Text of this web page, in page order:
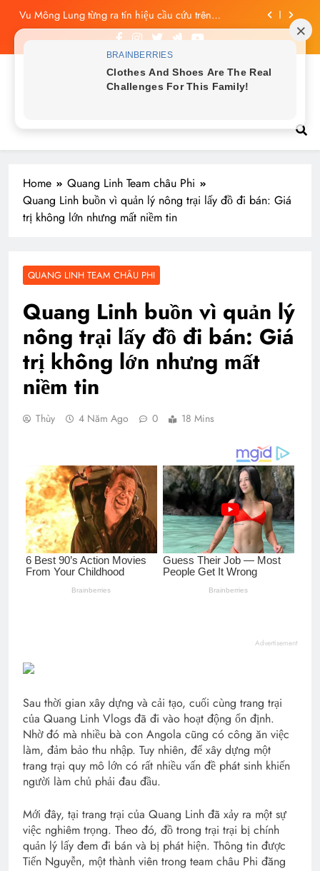
Skip
content
livestream, mẹ đến công ty quậy?
Công bố tin nhắn cuối cùng của Vu Mông Lung, vừa
đau xót vừa phẫn nộ
Vu Mông Lung báo cáo khám nghiệm bị “rò rỉ” dư
luận sục sôi và đặt nhiều câu hỏi
Vu Mông Lung mất ngày ‘Huyết Nguyệt’, nghi Uông
livestream, mẹ đến công ty quậy?
Công bố tin nhắn cuối cùng của Vu Mông Lung, vừa
Tin tức nóng hổi
Home
Quang Linh Team châu Phi
Quang Linh buồn vì quản lý nông trại lấy đồ đi bán: Giá
trị không lớn nhưng mất niềm tin
QUANG LINH TEAM CHÂU PHI
Quang Linh buồn vì quản lý
nông trại lấy đồ đi bán: Giá
trị không lớn nhưng mất
niềm tin
Thùy 4 Năm Ago 0 18 Mins
Advertisement
Sau thời gian xây dựng và cải tạo, cuối cùng trang trại
của Quang Linh Vlogs đã đi vào hoạt động ổn định.
Nhờ đó mà nhiều bà con Angola cũng có công ăn việc
làm, đảm bảo thu nhập. Tuy nhiên, để xây dựng một
trang trại quy mô lớn có rất nhiều vấn đề phát sinh khiến
người làm chủ phải đau đầu.
Mới đây, tại trang trại của Quang Linh đã xảy ra một sự
việc nghiêm trọng. Theo đó, đồ trong trại trại bị chính
quản lý lấy đem đi bán và bị phát hiện. Thông tin được
Tiến Nguyễn, một thành viên trong team châu Phi đăng